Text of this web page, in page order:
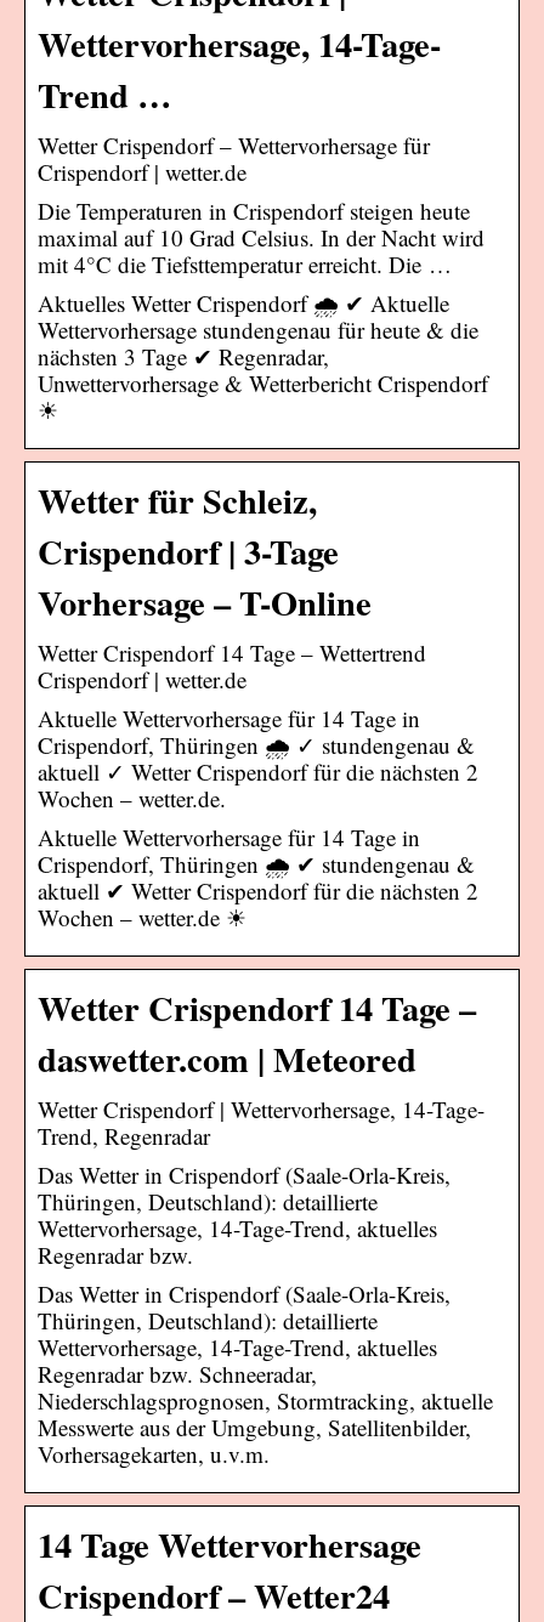
Wettervorhersage, 14-Tage-
Trend …
Wetter Crispendorf – Wettervorhersage für
Crispendorf | wetter.de
Die Temperaturen in Crispendorf steigen heute
maximal auf 10 Grad Celsius. In der Nacht wird
mit 4°C die Tiefsttemperatur erreicht. Die …
Aktuelles Wetter Crispendorf 🌧️ ✔ Aktuelle
Wettervorhersage stundengenau für heute & die
nächsten 3 Tage ✔ Regenradar,
Unwettervorhersage & Wetterbericht Crispendorf
☀
Wetter für Schleiz,
Crispendorf | 3-Tage
Vorhersage – T-Online
Wetter Crispendorf 14 Tage – Wettertrend
Crispendorf | wetter.de
Aktuelle Wettervorhersage für 14 Tage in
Crispendorf, Thüringen 🌧️ ✓ stundengenau &
aktuell ✓ Wetter Crispendorf für die nächsten 2
Wochen – wetter.de.
Aktuelle Wettervorhersage für 14 Tage in
Crispendorf, Thüringen 🌧️ ✔ stundengenau &
aktuell ✔ Wetter Crispendorf für die nächsten 2
Wochen – wetter.de ☀
Wetter Crispendorf 14 Tage –
daswetter.com | Meteored
Wetter Crispendorf | Wettervorhersage, 14-Tage-
Trend, Regenradar
Das Wetter in Crispendorf (Saale-Orla-Kreis,
Thüringen, Deutschland): detaillierte
Wettervorhersage, 14-Tage-Trend, aktuelles
Regenradar bzw.
Das Wetter in Crispendorf (Saale-Orla-Kreis,
Thüringen, Deutschland): detaillierte
Wettervorhersage, 14-Tage-Trend, aktuelles
Regenradar bzw. Schneeradar,
Niederschlagsprognosen, Stormtracking, aktuelle
Messwerte aus der Umgebung, Satellitenbilder,
Vorhersagekarten, u.v.m.
14 Tage Wettervorhersage
Crispendorf – Wetter24